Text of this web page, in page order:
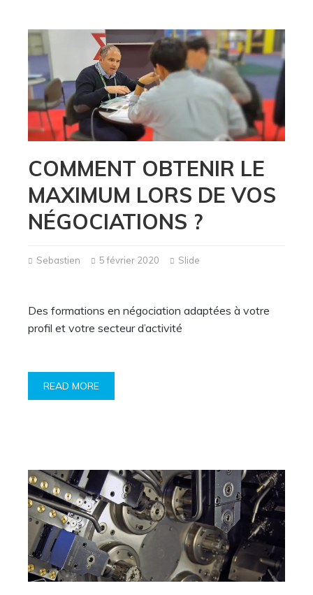
COMMENT OBTENIR LE
MAXIMUM LORS DE VOS
NÉGOCIATIONS ?
Sebastien 5 février 2020 Slide
Des formations en négociation adaptées à votre
profil et votre secteur d’activité
READ MORE